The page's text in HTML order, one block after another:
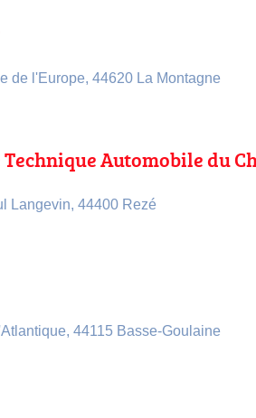
de l'Europe, 44620 La Montagne
Automobile du
Langevin, 44400 Rezé
44115 Basse-Goulaine